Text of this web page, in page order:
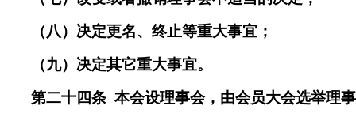
（ 八 ）决定更名、终止等重大事宜；
（九）决定其它重大事宜。
第二十四条 本会设理事会，由会员大会选举理